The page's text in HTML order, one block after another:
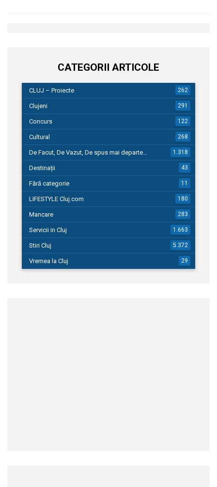
CATEGORII ARTICOLE
CLUJ – Proiecte 262
Clujeni 291
Concurs 122
Cultural 268
De Facut, De Vazut, De spus mai departe… 1.318
Destinații 43
Fără categorie 11
LIFESTYLE Cluj.com 180
Mancare 283
Servicii in Cluj 1.663
Stiri Cluj 5.372
Vremea la Cluj 29